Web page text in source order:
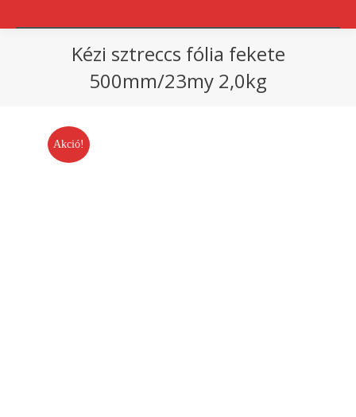
Kézi sztreccs fólia fekete
500mm/23my 2,0kg
Akció!